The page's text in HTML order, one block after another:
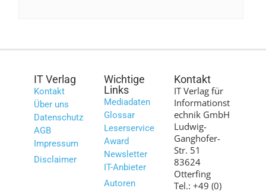
IT Verlag
Kontakt
Über uns
Datenschutz
AGB
Impressum
Disclaimer
Wichtige
Links
Mediadaten
Glossar
Leserservice
Award
Newsletter
IT-Anbieter
Autoren
Kontakt
IT Verlag für
Informationst
echnik GmbH
Ludwig-
Ganghofer-
Str. 51
83624
Otterfing
Tel.: +49 (0)